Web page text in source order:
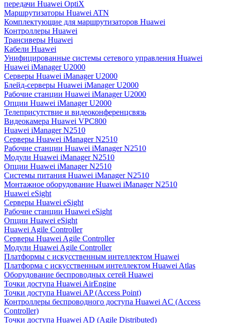
передачи Huawei OptiX
Маршрутизаторы Huawei ATN
Комплектующие для маршрутизаторов Huawei
Контроллеры Huawei
Трансиверы Huawei
Кабели Huawei
Унифицированные системы сетевого управления Huawei
Huawei iManager U2000
Серверы Huawei iManager U2000
Блейд-серверы Huawei iManager U2000
Рабочие станции Huawei iManager U2000
Опции Huawei iManager U2000
Телеприсутствие и видеоконференцсвязь
Видеокамера Huawei VPC800
Huawei iManager N2510
Серверы Huawei iManager N2510
Рабочие станции Huawei iManager N2510
Модули Huawei iManager N2510
Опции Huawei iManager N2510
Системы питания Huawei iManager N2510
Монтажное оборудование Huawei iManager N2510
Huawei eSight
Серверы Huawei eSight
Рабочие станции Huawei eSight
Опции Huawei eSight
Huawei Agile Controller
Серверы Huawei Agile Controller
Модули Huawei Agile Controller
Платформы с искусственным интеллектом Huawei
Платформа с искусственным интеллектом Huawei Atlas
Оборудование беспроводных сетей Huawei
Точки доступа Huawei AirEngine
Точки доступа Huawei AP (Access Point)
Контроллеры беспроводного доступа Huawei AC (Access
Controller)
Точки доступа Huawei AD (Agile Distributed)